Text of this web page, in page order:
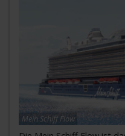
Mein Schiff Flow